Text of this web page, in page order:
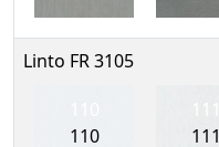
Linto FR 3105
110
111